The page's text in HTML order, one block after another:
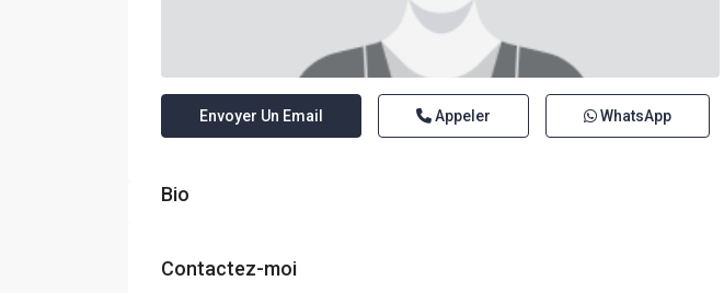
Envoyer Un Email Appeler WhatsApp
Bio
Contactez-moi